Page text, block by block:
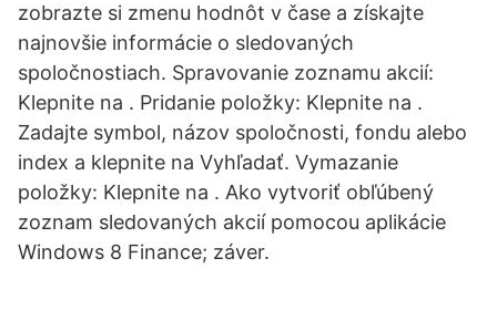
zobrazte si zmenu hodnôt v čase a získajte
najnovšie informácie o sledovaných
spoločnostiach. Spravovanie zoznamu akcií:
Klepnite na . Pridanie položky: Klepnite na .
Zadajte symbol, názov spoločnosti, fondu alebo
index a klepnite na Vyhľadať. Vymazanie
položky: Klepnite na . Ako vytvoriť obľúbený
zoznam sledovaných akcií pomocou aplikácie
Windows 8 Finance; záver.